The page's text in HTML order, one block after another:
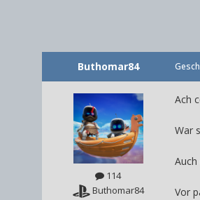
Buthomar84
114
Buthomar84
Ach
War
Vor